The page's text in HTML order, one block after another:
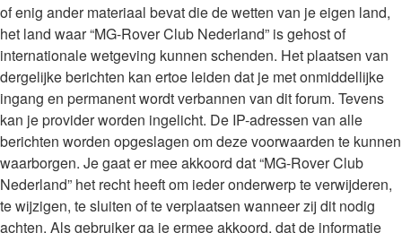
of enig ander materiaal bevat die de wetten van je eigen land,
het land waar “MG-Rover Club Nederland” is gehost of
internationale wetgeving kunnen schenden. Het plaatsen van
dergelijke berichten kan ertoe leiden dat je met onmiddellijke
ingang en permanent wordt verbannen van dit forum. Tevens
kan je provider worden ingelicht. De IP-adressen van alle
berichten worden opgeslagen om deze voorwaarden te kunnen
waarborgen. Je gaat er mee akkoord dat “MG-Rover Club
Nederland” het recht heeft om ieder onderwerp te verwijderen,
te wijzigen, te sluiten of te verplaatsen wanneer zij dit nodig
achten. Als gebruiker ga je ermee akkoord, dat de informatie